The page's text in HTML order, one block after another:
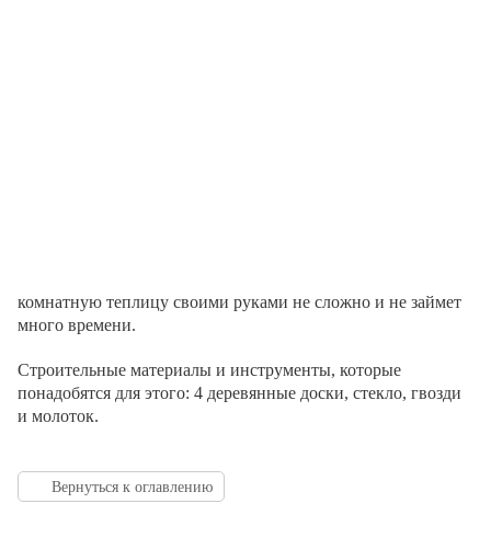
комнатную теплицу своими руками не сложно и не займет
много времени.
Строительные материалы и инструменты, которые
понадобятся для этого: 4 деревянные доски, стекло, гвозди
и молоток.
Вернуться к оглавлению